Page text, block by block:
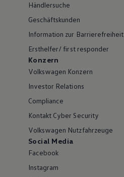
Händlersuche
Geschäftskunden
Information zur Barrierefreiheit
Ersthelfer/ first responder
Konzern
Volkswagen Konzern
Investor Relations
Compliance
Kontakt Cyber Security
Volkswagen Nutzfahrzeuge
Social Media
Facebook
Instagram